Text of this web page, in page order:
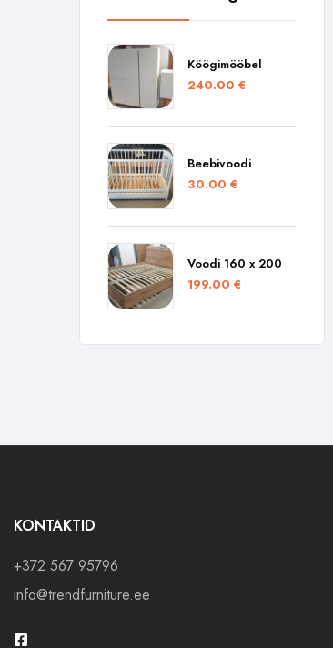
Köögimööbel
240.00 €
Beebivoodi
30.00 €
Voodi 160 x 200
199.00 €
KONTAKTID
+372 567 95796
info@trendfurniture.ee